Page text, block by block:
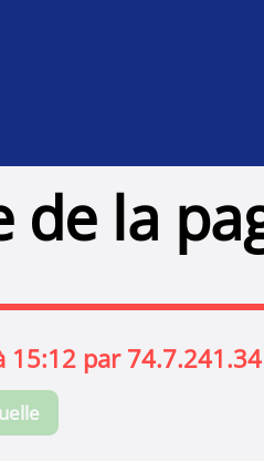
de la
15:12 par 74.7.241.34